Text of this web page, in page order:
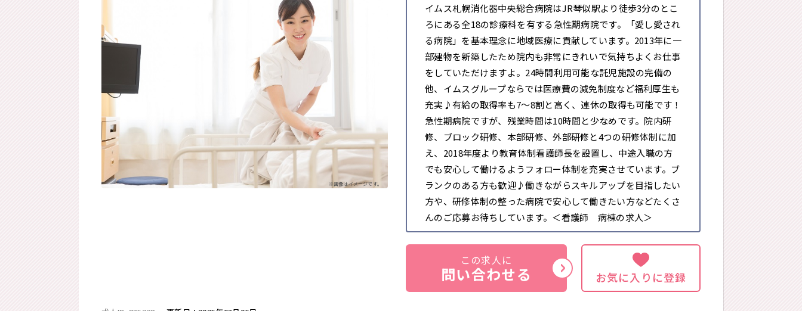
※画像はイメージです。
イムス札幌消化器中央総合病院はJR琴似駅より徒歩3分のとこ
ろにある全18の診療科を有する急性期病院です。「愛し愛され
る病院」を基本理念に地域医療に貢献しています。2013年に一
部建物を新築したため院内も非常にきれいで気持ちよくお仕事
をしていただけますよ。24時間利用可能な託児施設の完備の
他、イムスグループならでは医療費の減免制度など福利厚生も
充実♪有給の取得率も7～8割と高く、連休の取得も可能です！
急性期病院ですが、残業時間は10時間と少なめです。院内研
修、ブロック研修、本部研修、外部研修と4つの研修体制に加
え、2018年度より教育体制看護師長を設置し、中途入職の方
でも安心して働けるようフォロー体制を充実させています。ブ
ランクのある方も歓迎♪働きながらスキルアップを目指したい
方や、研修体制の整った病院で安心して働きたい方などたくさ
んのご応募お待ちしています。＜看護師 病棟の求人＞
この求人に
問い合わせる お気に入りに登録